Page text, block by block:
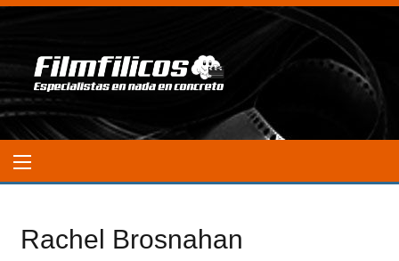
Rachel Brosnahan